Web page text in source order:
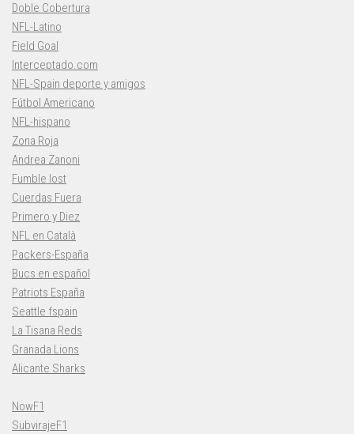
Doble Cobertura
NFL-Latino
Field Goal
Interceptado.com
NFL-Spain deporte y amigos
Fútbol Americano
NFL-hispano
Zona Roja
Andrea Zanoni
Fumble lost
Cuerdas Fuera
Primero y Diez
NFL en Català
Packers-España
Bucs en español
Patriots España
Seattle fspain
La Tisana Reds
Granada Lions
Alicante Sharks
NowF1
SubvirajeF1